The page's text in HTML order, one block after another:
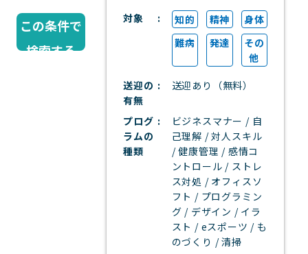
この条件で
検索する
対象 知的 精神
身体
難病
発達
その
他
送迎の
有無
送迎あり（無料）
プログ
ラムの
種類
ビジネスマナー / 自
己理解 / 対人スキル
/ 健康管理 / 感情コ
ントロール / ストレ
ス対処 / オフィスソ
フト / プログラミン
グ / デザイン / イラ
スト / eスポーツ / も
のづくり / 清掃